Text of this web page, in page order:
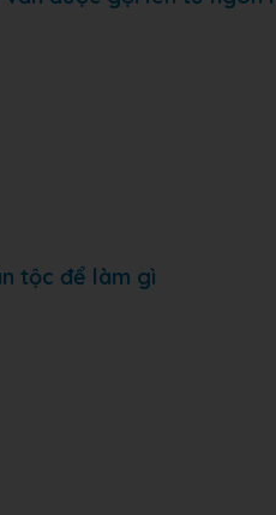
tộc để làm gì